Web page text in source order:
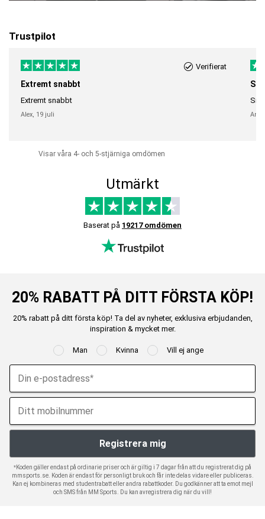
Trustpilot
Verifierat
Extremt snabbt
Extremt snabbt
Alex, 19 juli
Visar våra 4- och 5-stjärniga omdömen
Utmärkt
Baserat på 19217 omdömen
20% RABATT PÅ DITT FÖRSTA KÖP!
20% rabatt på ditt första köp! Ta del av nyheter, exklusiva erbjudanden,
inspiration & mycket mer.
Man Kvinna Vill ej ange
*Koden gäller endast på ordinarie priser och är giltig i 7 dagar från att du registrerat dig på
mmsports.se. Koden är endast för personligt bruk och får inte delas vidare eller publiceras.
Kan ej kombineras med studentrabatt eller andra rabattkoder. Du godkänner att ta emot mejl
och SMS från MM Sports. Du kan avregistrera dig när du vill!